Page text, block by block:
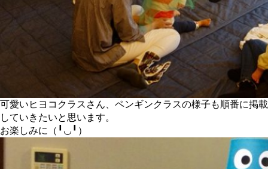
可愛いヒヨコクラスさん、ペンギンクラスの様子も順番に掲載
していきたいと思います。
お楽しみに（╹◡╹）